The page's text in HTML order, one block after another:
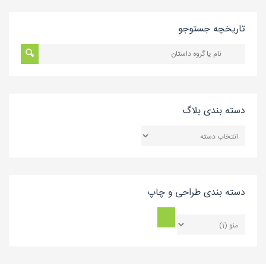
تاریخچه جستوجو
دسته بندی بلاگ
بندی
دسته بندی طراحی و چاپ